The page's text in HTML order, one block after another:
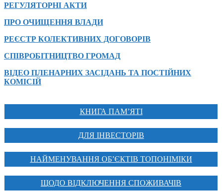
РЕГУЛЯТОРНІ АКТИ
ПРО ОЧИЩЕННЯ ВЛАДИ
РЕЄСТР КОЛЕКТИВНИХ ДОГОВОРІВ
СПІВРОБІТНИЦТВО ГРОМАД
ВІДЕО ПЛЕНАРНИХ ЗАСІДАНЬ ТА ПОСТІЙНИХ
КОМІСІЙ
КНИГА ПАМ’ЯТІ
ДЛЯ ІНВЕСТОРІВ
НАЙМЕНУВАННЯ ОБ’ЄКТІВ ТОПОНІМІКИ
ЩОДО ВІДКЛЮЧЕННЯ СПОЖИВАЧІВ